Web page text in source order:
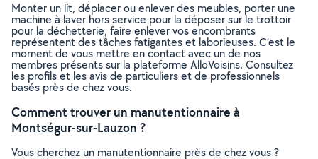
Monter un lit, déplacer ou enlever des meubles, porter une
machine à laver hors service pour la déposer sur le trottoir
pour la déchetterie, faire enlever vos encombrants
représentent des tâches fatigantes et laborieuses. C’est le
moment de vous mettre en contact avec un de nos
membres présents sur la plateforme AlloVoisins. Consultez
les profils et les avis de particuliers et de professionnels
basés près de chez vous.
Comment trouver un manutentionnaire à
Montségur-sur-Lauzon ?
Vous cherchez un manutentionnaire près de chez vous ?